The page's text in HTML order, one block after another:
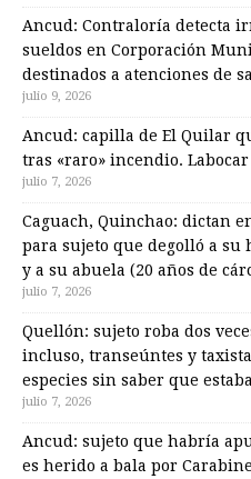
Ancud: Contraloría detecta
sueldos en Corporación
destinados a atenciones de
julio 9, 2026
Ancud: capilla de El Quilar
tras «raro» incendio.
julio 7, 2026
Caguach, Quinchao: dictan
para sujeto que degolló a su
y a su abuela (20 años de
julio 7, 2026
Quellón: sujeto roba dos
incluso, transeúntes y
especies sin saber que
julio 7, 2026
Ancud: sujeto que habría
es herido a bala por